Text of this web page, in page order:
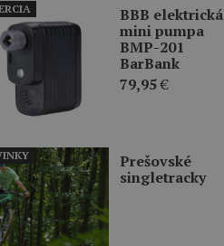
BBB elektrická
mini pumpa
BMP-201
BarBank
79,95€
Prešovské
singletracky